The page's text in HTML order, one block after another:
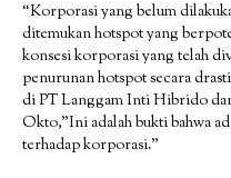
“Korporasi yang belum
ditemukan hotspot yang
konsesi korporasi yang telah
penurunan hotspot secara
di PT Langgam Inti Hibrido
Okto,”Ini adalah bukti bahwa
terhadap korporasi.”